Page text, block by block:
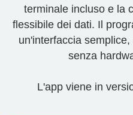
terminale incluso e la
flessibile dei dati. Il
un'interfaccia
senza
L'app viene in